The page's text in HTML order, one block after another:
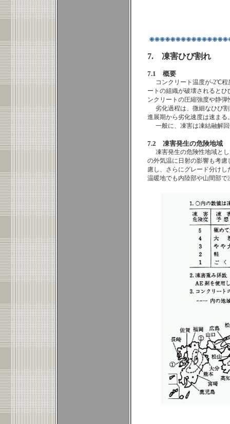
7. 凍害ひび割れ
7.1 概要
コンクリート温度が-2℃程
ートの組織が破壊されると
ンクリートの圧縮強度や静弾
劣化過程は、微細なひび
進展期から劣化速度は速まる
一般に、凍害は凍結融解
7.2 凍害発生の危険地域
凍害発生の危険性地域と
の外気温に日射の影響も考
慮し、さらにグレード分け
温暖地でも内陸部や山間部